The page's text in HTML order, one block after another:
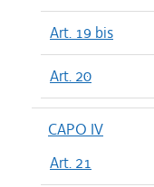
Art. 19 bis
Art. 20
CAPO IV
Art. 21